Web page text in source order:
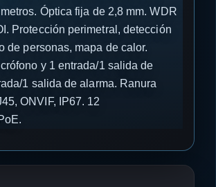
Óptica fija de 2,8 mm. WDR
Protección perimetral, detección
de personas, mapa de calor.
y 1 entrada/1 salida de
1 salida de alarma. Ranura
ONVIF, IP67. 12